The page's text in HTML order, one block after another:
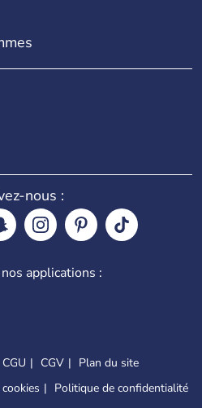
nous :
applications :
CGU CGV
Plan du site
Politique de confidentialité